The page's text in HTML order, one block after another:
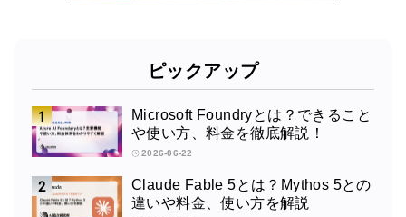
ピックアップ
Microsoft Foundryとは？できること
や使い方、料金を徹底解説！
2026-06-22
Claude Fable 5とは？Mythos 5との
違いや料金、使い方を解説